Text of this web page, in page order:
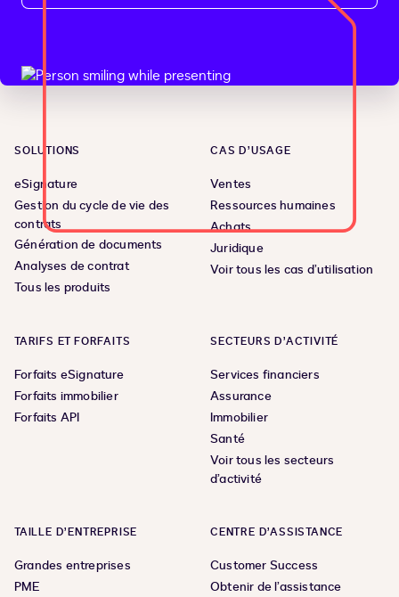
SOLUTIONS
eSignature
Gestion du cycle de vie des
contrats
Génération de documents
Analyses de contrat
Tous les produits
CAS D’USAGE
Ventes
Ressources humaines
Achats
Juridique
Voir tous les cas d’utilisation
TARIFS ET FORFAITS
Forfaits eSignature
Forfaits immobilier
Forfaits API
SECTEURS D’ACTIVITÉ
Services financiers
Assurance
Immobilier
Santé
Voir tous les secteurs
d’activité
TAILLE D’ENTREPRISE
Grandes entreprises
PME
CENTRE D’ASSISTANCE
Customer Success
Obtenir de l’assistance